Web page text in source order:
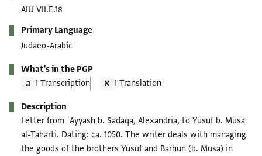
AIU VII.E.18
Primary Language
Judaeo-Arabic
What's in the PGP
1 Transcription
1 Translation
Description
Letter from ʿAyyāsh b. Ṣadaqa, Alexandria, to Yūsuf b. Mūsā
al-Taharti. Dating: ca. 1050. The writer deals with managing
the goods of the brothers Yūsuf and Barhūn (b. Mūsā) in